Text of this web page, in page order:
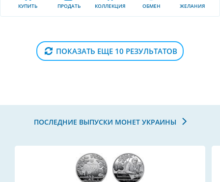
КУПИТЬ ПРОДАТЬ КОЛЛЕКЦИЯ ОБМЕН ЖЕЛАНИЯ
ПОКАЗАТЬ ЕЩЕ 10 РЕЗУЛЬТАТОВ
ПОСЛЕДНИЕ ВЫПУСКИ МОНЕТ УКРАИНЫ